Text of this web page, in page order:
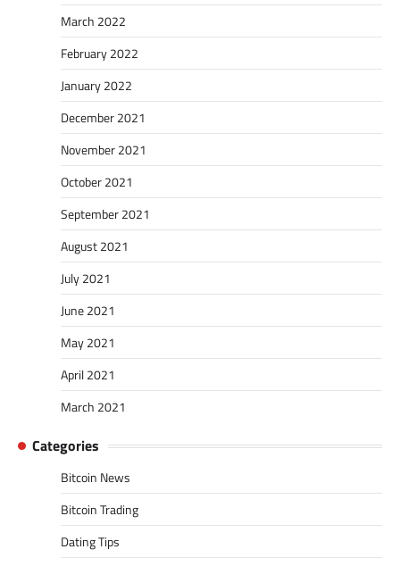
March 2022
February 2022
January 2022
December 2021
November 2021
October 2021
September 2021
August 2021
July 2021
June 2021
May 2021
April 2021
March 2021
Categories
Bitcoin News
Bitcoin Trading
Dating Tips